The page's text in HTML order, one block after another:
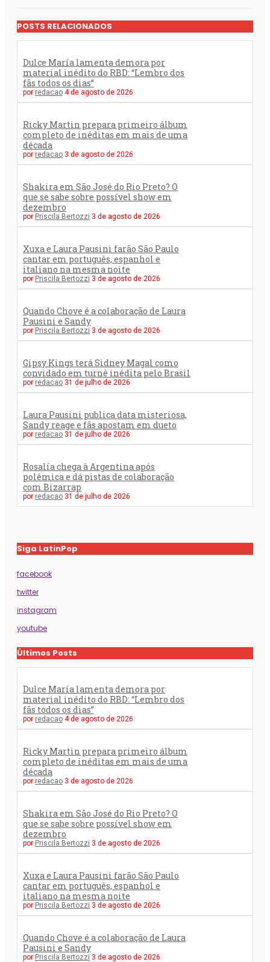
POSTS RELACIONADOS
Dulce María lamenta demora por
material inédito do RBD: “Lembro dos
fãs todos os dias”
por redacao 4 de agosto de 2026
Ricky Martin prepara primeiro álbum
completo de inéditas em mais de uma
década
por redacao 3 de agosto de 2026
Shakira em São José do Rio Preto? O
que se sabe sobre possível show em
dezembro
por Priscila Bertozzi 3 de agosto de 2026
Xuxa e Laura Pausini farão São Paulo
cantar em português, espanhol e
italiano na mesma noite
por Priscila Bertozzi 3 de agosto de 2026
Quando Chove é a colaboração de Laura
Pausini e Sandy
por Priscila Bertozzi 3 de agosto de 2026
Gipsy Kings terá Sidney Magal como
convidado em turnê inédita pelo Brasil
por redacao 31 de julho de 2026
Laura Pausini publica data misteriosa,
Sandy reage e fãs apostam em dueto
por redacao 31 de julho de 2026
Rosalía chega à Argentina após
polêmica e dá pistas de colaboração
com Bizarrap
por redacao 31 de julho de 2026
Siga LatinPop
facebook
twitter
instagram
youtube
Últimos Posts
Dulce María lamenta demora por
material inédito do RBD: “Lembro dos
fãs todos os dias”
por redacao 4 de agosto de 2026
Ricky Martin prepara primeiro álbum
completo de inéditas em mais de uma
década
por redacao 3 de agosto de 2026
Shakira em São José do Rio Preto? O
que se sabe sobre possível show em
dezembro
por Priscila Bertozzi 3 de agosto de 2026
Xuxa e Laura Pausini farão São Paulo
cantar em português, espanhol e
italiano na mesma noite
por Priscila Bertozzi 3 de agosto de 2026
Quando Chove é a colaboração de Laura
Pausini e Sandy
por Priscila Bertozzi 3 de agosto de 2026